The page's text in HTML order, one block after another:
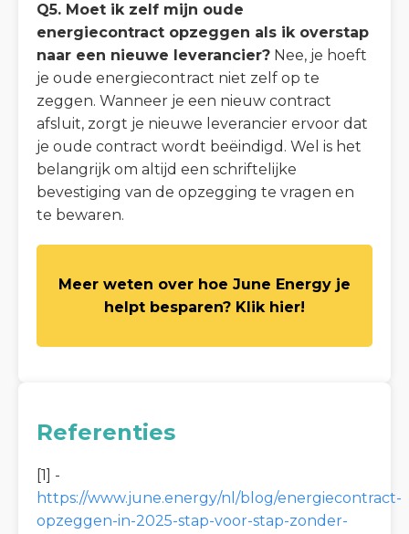
Q5. Moet ik zelf mijn oude
energiecontract opzeggen als ik overstap
naar een nieuwe leverancier? Nee, je hoeft
je oude energiecontract niet zelf op te
zeggen. Wanneer je een nieuw contract
afsluit, zorgt je nieuwe leverancier ervoor dat
je oude contract wordt beëindigd. Wel is het
belangrijk om altijd een schriftelijke
bevestiging van de opzegging te vragen en
te bewaren.
Meer weten over hoe June Energy je
helpt besparen? Klik hier!
Referenties
[1] -
https://www.june.energy/nl/blog/energiecontract-
opzeggen-in-2025-stap-voor-stap-zonder-